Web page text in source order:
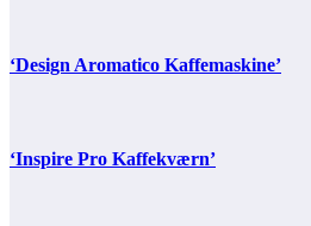
‘Design Aromatico Kaffemaskine’
‘Inspire Pro Kaffekværn’